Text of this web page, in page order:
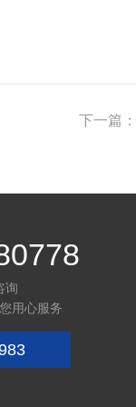
下一篇：
询
用心服务